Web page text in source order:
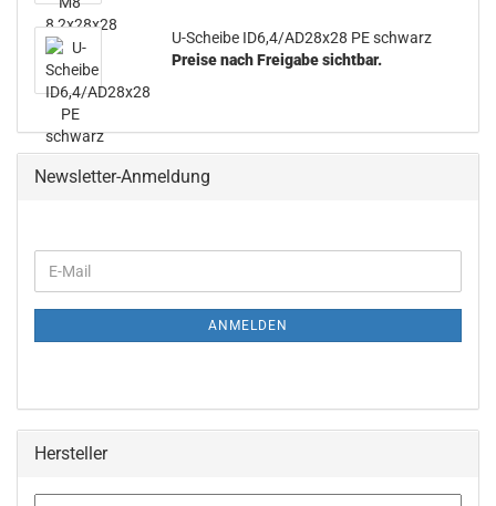
U-​Scheibe ID6,4/AD28x28 PE schwarz
Preise nach Freigabe sichtbar.
Newsletter-Anmeldung
ANMELDEN
Hersteller